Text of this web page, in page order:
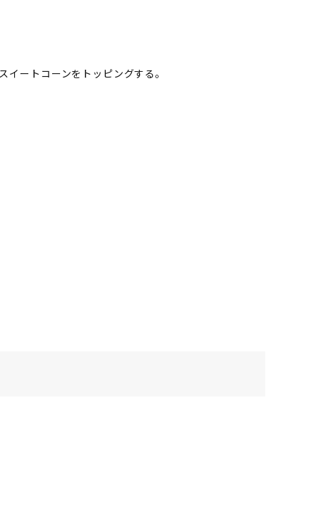
ートコーンをトッピングする。